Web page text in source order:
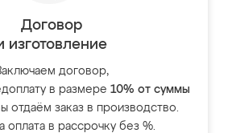
Договор
изготовление
договор,
в размере 10% от суммы
отдаём заказ в производство.
оплата в рассрочку без %.